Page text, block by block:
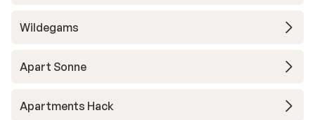
Wildegams
Apart Sonne
Apartments Hack